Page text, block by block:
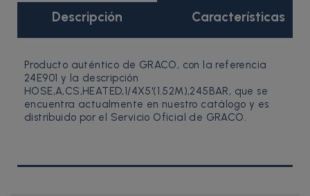
Descripción Características
Producto auténtico de GRACO, con la referencia
24E901 y la descripción
HOSE,A,CS,HEATED,1/4X5'(1.52M),245BAR, que se
encuentra actualmente en nuestro catálogo y es
distribuido por el Servicio Oficial de GRACO.